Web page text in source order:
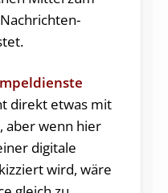
direkt etwas mit
aber wenn hier
digitale
wird, wäre